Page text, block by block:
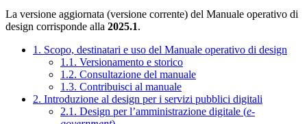
La versione aggiornata (versione corrente) del Manuale operativo di
design corrisponde alla 2025.1.
1. Scopo, destinatari e uso del Manuale operativo di design
1.1. Versionamento e storico
1.2. Consultazione del manuale
1.3. Contribuisci al manuale
2. Introduzione al design per i servizi pubblici digitali
2.1. Design per l’amministrazione digitale (e-